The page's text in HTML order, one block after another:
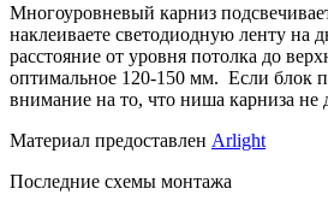
Многоуровневый карниз
наклеиваете светодиодную ленту на
расстояние от уровня потолка до
оптимальное 120-150 мм. Если блок
внимание на то, что ниша карниза
Материал предоставлен Arlight
Последние схемы монтажа